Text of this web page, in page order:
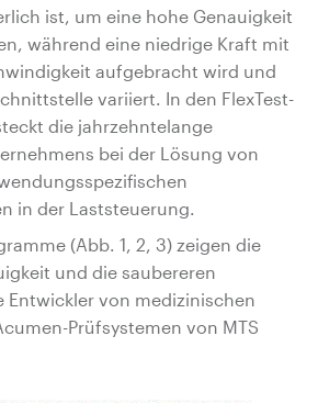
ist, um eine hohe Genauigkeit
während eine niedrige Kraft mit
aufgebracht wird und
variiert. In den FlexTest-
die jahrzehntelange
bei der Lösung von
in der Laststeuerung.
(Abb. 1, 2, 3) zeigen die
und die saubereren
Entwickler von medizinischen
Prüfsystemen von MTS